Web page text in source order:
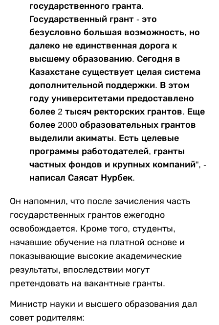
государственного гранта.
Государственный грант - это
безусловно большая возможность, но
далеко не единственная дорога к
высшему образованию. Сегодня в
Казахстане существует целая система
дополнительной поддержки. В этом
году университетами предоставлено
более 2 тысяч ректорских грантов. Еще
более 2000 образовательных грантов
выделили акиматы. Есть целевые
программы работодателей, гранты
частных фондов и крупных компаний", -
написал Саясат Нурбек.
Он напомнил, что после зачисления часть
государственных грантов ежегодно
освобождается. Кроме того, студенты,
начавшие обучение на платной основе и
показывающие высокие академические
результаты, впоследствии могут
претендовать на вакантные гранты.
Министр науки и высшего образования дал
совет родителям: